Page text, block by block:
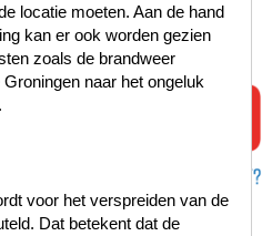
locatie moeten. Aan de hand
kan er ook worden gezien
zoals de brandweer
naar het ongeluk
voor het verspreiden van de
Dat betekent dat de